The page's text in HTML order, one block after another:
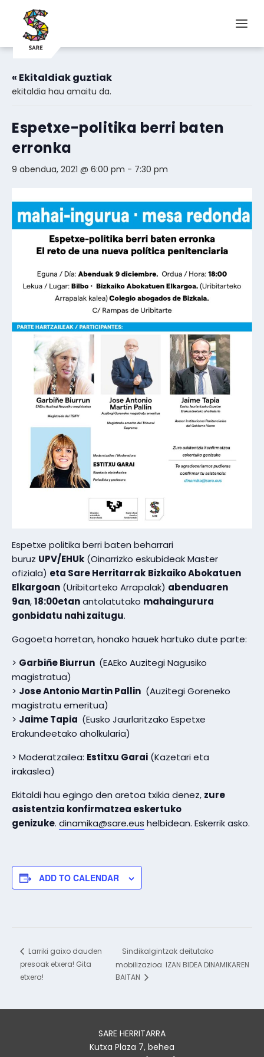
« Ekitaldiak guztiak
ekitaldia hau amaitu da.
Espetxe-politika berri baten
erronka
9 abendua, 2021 @ 6:00 pm - 7:30 pm
Espetxe politika berri baten beharrari
buruz UPV/EHUk (Oinarrizko eskubideak Master
ofiziala) eta Sare Herritarrak Bizkaiko Abokatuen
Elkargoan (Uribitarteko Arrapalak) abenduaren
9an,18:00etanantolatutako mahaingurura
gonbidatu nahi zaitugu.
Gogoeta horretan, honako hauek hartuko dute parte:
> Garbiñe Biurrun (EAEko Auzitegi Nagusiko
magistratua)
> Jose Antonio Martin Pallin (Auzitegi Goreneko
magistratu emeritua)
> Jaime Tapia (Eusko Jaurlaritzako Espetxe
Erakundeetako aholkularia)
> Moderatzailea: Estitxu Garai (Kazetari eta
irakaslea)
Ekitaldi hau egingo den aretoa txikia denez, zure
asistentzia konfirmatzea eskertuko
genizuke. dinamika@sare.eus helbidean. Eskerrik asko.
ADD TO CALENDAR
Larriki gaixo dauden
presoak etxera! Gita
etxera!
Sindikalgintzak deitutako
mobilizazioa. IZAN BIDEA DINAMIKAREN
BAITAN
SARE HERRITARRA
Kutxa Plaza 7, behea